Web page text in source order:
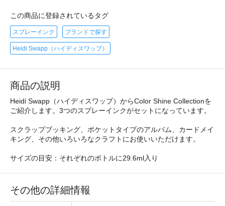
この商品に登録されているタグ
スプレーインク ブランドで探す
Heidi Swapp（ハイディスワップ）
商品の説明
Heidi Swapp（ハイディスワップ）からColor Shine Collectionを
ご紹介します。3つのスプレーインクがセットになっています。
スクラップブッキング、ポケットタイプのアルバム、カードメイ
キング、その他いろいろなクラフトにお使いいただけます。
サイズの目安：それぞれのボトルに29.6ml入り
その他の詳細情報